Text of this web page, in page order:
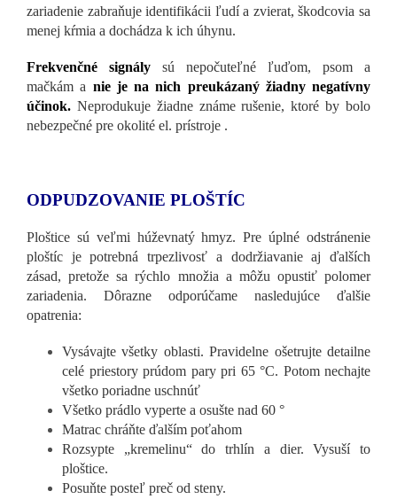
zariadenie zabraňuje identifikácii ľudí a zvierat, škodcovia sa
menej kŕmia a dochádza k ich úhynu.
Frekvenčné signály sú nepočuteľné ľuďom, psom a
mačkám a nie je na nich preukázaný žiadny negatívny
účinok. Neprodukuje žiadne známe rušenie, ktoré by bolo
nebezpečné pre okolité el. prístroje .
ODPUDZOVANIE PLOŠTÍC
Ploštice sú veľmi húževnatý hmyz. Pre úplné odstránenie
ploštíc je potrebná trpezlivosť a dodržiavanie aj ďalších
zásad, pretože sa rýchlo množia a môžu opustiť polomer
zariadenia. Dôrazne odporúčame nasledujúce ďalšie
opatrenia:
Vysávajte všetky oblasti. Pravidelne ošetrujte detailne
celé priestory prúdom pary pri 65 °C. Potom nechajte
všetko poriadne uschnúť
Všetko prádlo vyperte a osušte nad 60 °
Matrac chráňte ďalším poťahom
Rozsypte „kremelinu“ do trhlín a dier. Vysuší to
ploštice.
Posuňte posteľ preč od steny.